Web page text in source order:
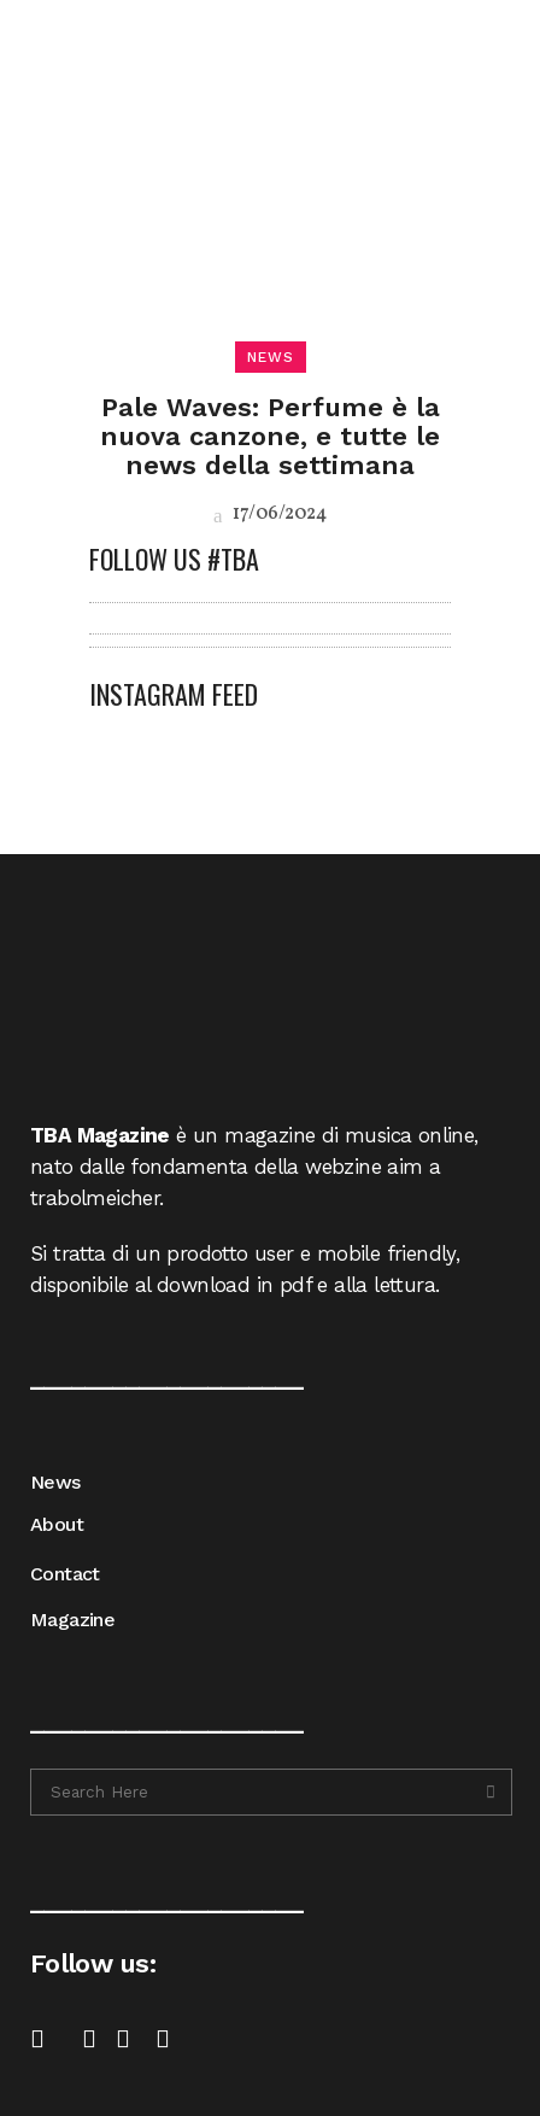
NEWS
Pale Waves: Perfume è la
nuova canzone, e tutte le
news della settimana
17/06/2024
FOLLOW US #TBA
INSTAGRAM FEED
TBA Magazine è un magazine di musica online,
nato dalle fondamenta della webzine aim a
trabolmeicher.
Si tratta di un prodotto user e mobile friendly,
disponibile al download in pdf e alla lettura.
News
About
Contact
Magazine
Follow us: